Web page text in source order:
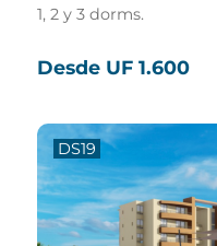
1, 2 y 3 dorms.
Desde UF 1.600
DS19